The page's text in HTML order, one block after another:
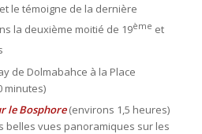
le témoigne de la dernière
la deuxième moitié de 19ème et
de Dolmabahce à la Place
minutes)
le Bosphore(environs 1,5 heures)
belles vues panoramiques sur les